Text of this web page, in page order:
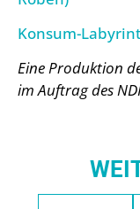
Konsum-
Eine Produktion
im Auftrag des